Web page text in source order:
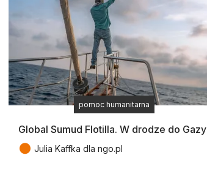
pomoc humanitarna
Global Sumud Flotilla. W drodze do Gazy
● Julia Kaffka dla ngo.pl